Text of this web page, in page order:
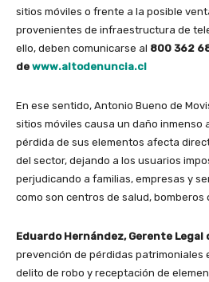
sitios móviles o frente a la posible
provenientes de infraestructura de
ello, deben comunicarse al 800 362
de www.altodenuncia.cl
En ese sentido, Antonio Bueno de
sitios móviles causa un daño inmenso
pérdida de sus elementos afecta
del sector, dejando a los usuarios
perjudicando a familias, empresas y
como son centros de salud, bomberos
Eduardo Hernández, Gerente Legal
prevención de pérdidas patrimoniales
delito de robo y receptación de